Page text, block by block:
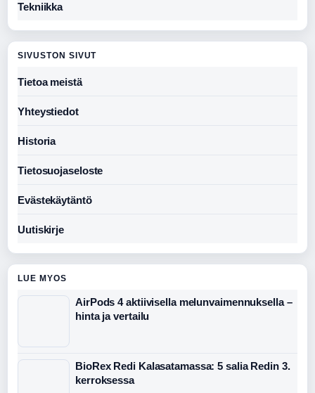
Tekniikka
SIVUSTON SIVUT
Tietoa meistä
Yhteystiedot
Historia
Tietosuojaseloste
Evästekäytäntö
Uutiskirje
LUE MYOS
AirPods 4 aktiivisella melunvaimennuksella –
hinta ja vertailu
BioRex Redi Kalasatamassa: 5 salia Redin 3.
kerroksessa